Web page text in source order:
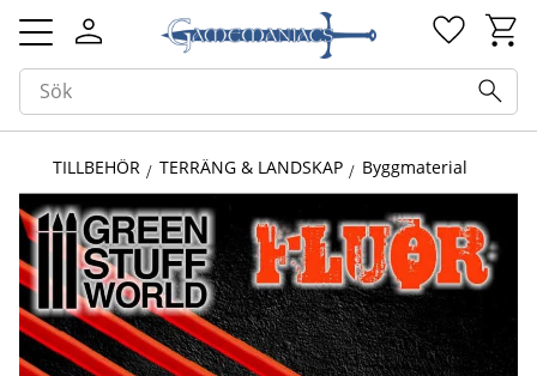
Meny
TILLBEHÖR TERRÄNG & LANDSKAP Byggmaterial